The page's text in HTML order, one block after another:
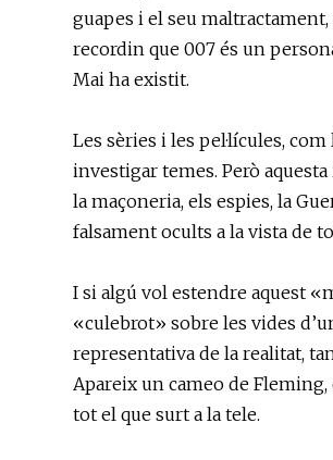
guapes i el seu
recordin que 007 és un
Mai ha existit.
Les sèries i les pel·lícules,
investigar temes. Però
la maçoneria, els espies, la
falsament ocults a la vista de
I si algú vol estendre aquest
«culebrot» sobre les vides
representativa de la realitat,
Apareix un cameo de
tot el que surt a la tele.